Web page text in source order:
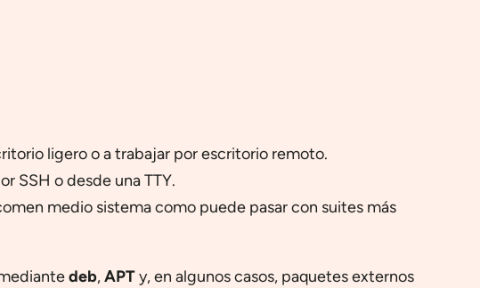
ligero o a trabajar por escritorio remoto.
SSH o desde una TTY.
medio sistema como puede pasar con suites más
deb,APTy, en algunos casos, paquetes externos